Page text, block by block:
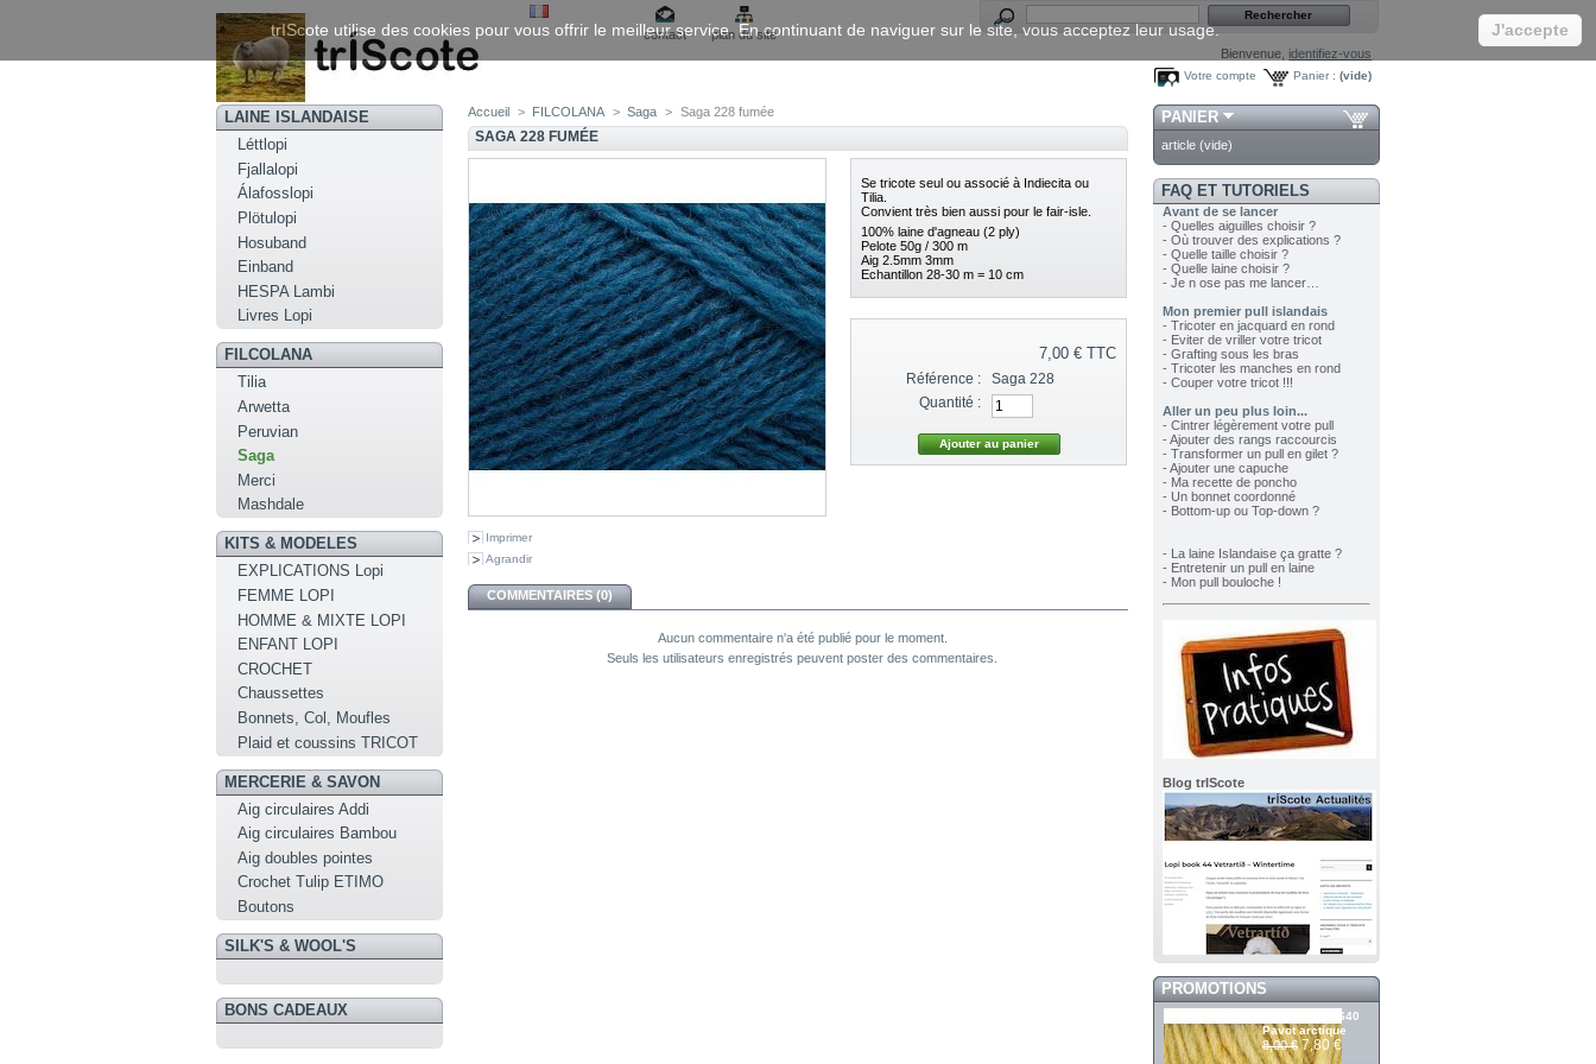
contact
plan du site
Bienvenue, identifiez-vous
Panier : (vide)
Votre compte
LAINE ISLANDAISE
Léttlopi
Fjallalopi
Álafosslopi
Plötulopi
Hosuband
Einband
HESPA Lambi
Livres Lopi
FILCOLANA
Tilia
Arwetta
Peruvian
Saga
Merci
Mashdale
KITS & MODELES
EXPLICATIONS Lopi
FEMME LOPI
HOMME & MIXTE LOPI
ENFANT LOPI
CROCHET
Chaussettes
Bonnets, Col, Moufles
Plaid et coussins TRICOT
MERCERIE & SAVON
Aig circulaires Addi
Aig circulaires Bambou
Aig doubles pointes
Crochet Tulip ETIMO
Boutons
SILK'S & WOOL'S
BONS CADEAUX
Accueil > FILCOLANA > Saga > Saga 228 fumée
SAGA 228 FUMÉE
Imprimer
Agrandir
Se tricote seul ou associé à Indiecita ou
Tilia.
Convient très bien aussi pour le fair-isle.
100% laine d'agneau (2 ply)
Pelote 50g / 300 m
Aig 2.5mm 3mm
Echantillon 28-30 m = 10 cm
7,00 €TTC
Référence :
Saga 228
Quantité :
COMMENTAIRES (0)
Aucun commentaire n'a été publié pour le moment.
Seuls les utilisateurs enregistrés peuvent poster des commentaires.
PANIER
article (vide)
FAQ ET TUTORIELS
Avant de se lancer
- Quelles aiguilles choisir ?
- Où trouver des explications ?
- Quelle taille choisir ?
- Quelle laine choisir ?
- Je n ose pas me lancer…
Mon premier pull islandais
- Tricoter en jacquard en rond
- Eviter de vriller votre tricot
- Grafting sous les bras
- Tricoter les manches en rond
- Couper votre tricot !!!
Aller un peu plus loin...
- Cintrer légèrement votre pull
- Ajouter des rangs raccourcis
- Transformer un pull en gilet ?
- Ajouter une capuche
- Ma recette de poncho
- Un bonnet coordonné
- Bottom-up ou Top-down ?
- La laine Islandaise ça gratte ?
- Entretenir un pull en laine
- Mon pull bouloche !
Blog trIScote
PROMOTIONS
Álafosslopi 2640
Pavot arctique
8,00 € 7,80 €
trIScote utilise des cookies pour vous offrir le meilleur service. En continuant de naviguer sur le site, vous acceptez leur usage. J'accepte